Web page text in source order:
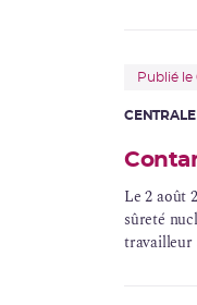
Publié le
Le 2 août
sûreté